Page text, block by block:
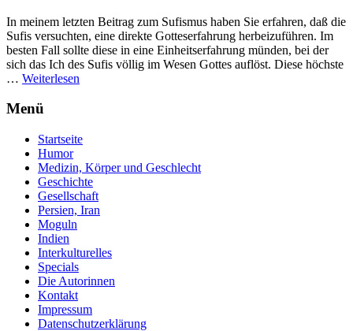
In meinem letzten Beitrag zum Sufismus haben Sie erfahren, daß die
Sufis versuchten, eine direkte Gotteserfahrung herbeizuführen. Im
besten Fall sollte diese in eine Einheitserfahrung münden, bei der
sich das Ich des Sufis völlig im Wesen Gottes auflöst. Diese höchste
… Weiterlesen
Menü
Startseite
Humor
Medizin, Körper und Geschlecht
Geschichte
Gesellschaft
Persien, Iran
Moguln
Indien
Interkulturelles
Specials
Die Autorinnen
Kontakt
Impressum
Datenschutzerklärung